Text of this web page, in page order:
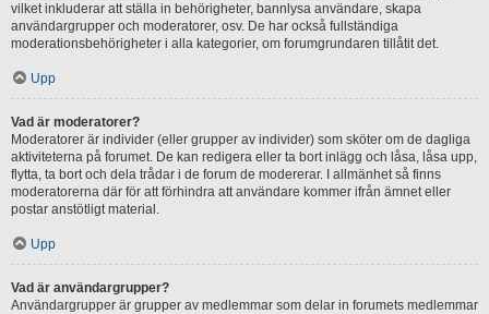
vilket inkluderar att ställa in behörigheter, bannlysa användare, skapa
användargrupper och moderatorer, osv. De har också fullständiga
moderationsbehörigheter i alla kategorier, om forumgrundaren tillåtit det.
Upp
Vad är moderatorer?
Moderatorer är individer (eller grupper av individer) som sköter om de dagliga
aktiviteterna på forumet. De kan redigera eller ta bort inlägg och låsa, låsa upp,
flytta, ta bort och dela trådar i de forum de modererar. I allmänhet så finns
moderatorerna där för att förhindra att användare kommer ifrån ämnet eller
postar anstötligt material.
Upp
Vad är användargrupper?
Användargrupper är grupper av medlemmar som delar in forumets medlemmar